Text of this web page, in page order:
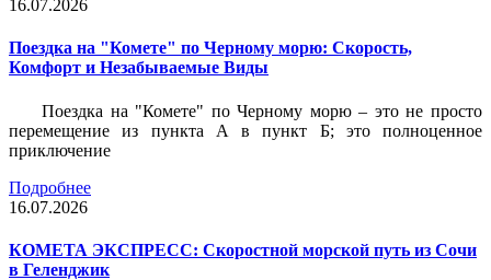
16.07.2026
Поездка на "Комете" по Черному морю: Скорость,
Комфорт и Незабываемые Виды
Поездка на "Комете" по Черному морю – это не просто
перемещение из пункта А в пункт Б; это полноценное
приключение
Подробнее
16.07.2026
КОМЕТА ЭКСПРЕСС: Скоростной морской путь из Сочи
в Геленджик